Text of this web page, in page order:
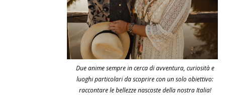
Due anime sempre in cerca di avventura, curiosità e
luoghi particolari da scoprire con un solo obiettivo:
raccontare le bellezze nascoste della nostra Italia!